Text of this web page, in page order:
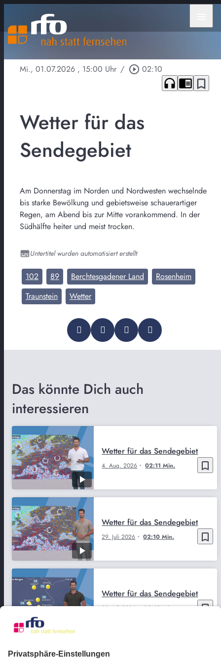
Mi., 01.07.2026 , 15:00 Uhr / play_circle_outline 02:10
headphones chrome_reader_mode bookmark_border
Wetter für das
Sendegebiet
Am Donnerstag im Norden und Nordwesten wechselnde
bis starke Bewölkung und gebietsweise schauerartiger
Regen, am Abend bis zur Mitte vorankommend. In der
Südhälfte heiter und meist trocken.
Untertitel wurden automatisiert erstellt
102 89 Berchtesgadener Land
Rosenheim
Traunstein
Wetter
Das könnte Dich auch
interessieren
bookmark_border
4. Aug. 2026 02:11 Min.
Wetter für das Sendegebiet
bookmark_border
29. Juli 2026 02:10 Min.
Wetter für das Sendegebiet
bookmark_border
28. Juli 2026 02:10 Min.
Wetter für das Sendegebiet